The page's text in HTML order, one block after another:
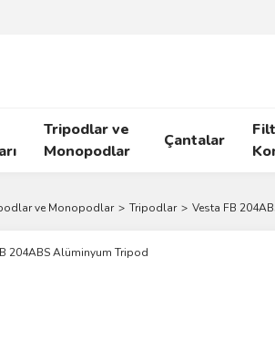
Tripodlar ve
Monopodlar
Çantalar
ve Monopodlar Tripodlar Vesta FB